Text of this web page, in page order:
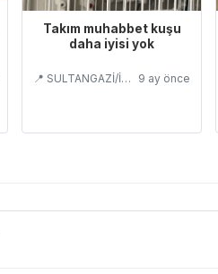
Takım muhabbet kuşu
daha iyisi yok
📍 SULTANGAZİ/İSTANBUL 9 ay önce